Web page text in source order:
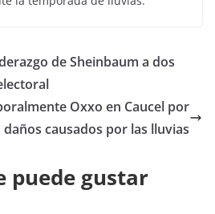
de Sheinbaum a dos
Oxxo en Caucel por
daños causados por las lluvias
puede gustar